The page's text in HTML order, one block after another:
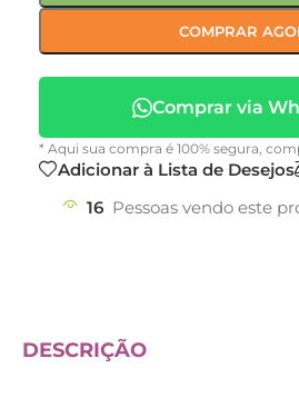
COMPRAR
Comprar via
* Aqui sua compra é 100% segura,
Adicionar à Lista de Desejos
16 Pessoas vendo este
DESCRIÇÃO